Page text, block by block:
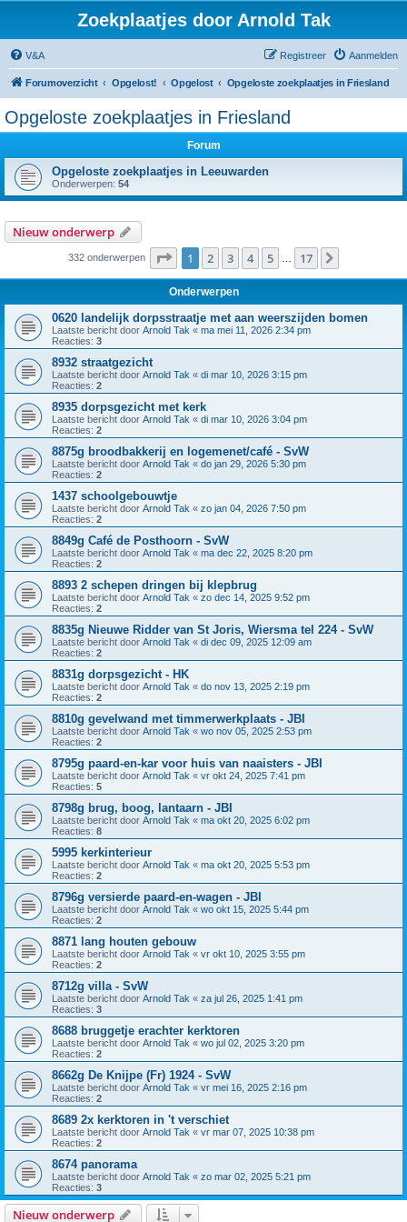
Zoekplaatjes door Arnold Tak
V&A Aanmelden
Registreer
Forumoverzicht Opgelost! Opgelost Opgeloste zoekplaatjes in Friesland
Opgeloste zoekplaatjes in Friesland
Forum
Opgeloste zoekplaatjes in Leeuwarden
Onderwerpen: 54
Nieuw onderwerp
332 onderwerpen Pagina van 17
1 2 3 4 5 17
Onderwerpen
0620 landelijk dorpsstraatje met aan weerszijden bomen
Laatste bericht door Arnold Tak « ma mei 11, 2026 2:34 pm
Reacties: 3
8932 straatgezicht
Laatste bericht door Arnold Tak « di mar 10, 2026 3:15 pm
Reacties: 2
8935 dorpsgezicht met kerk
Laatste bericht door Arnold Tak « di mar 10, 2026 3:04 pm
Reacties: 2
8875g broodbakkerij en logemenet/café - SvW
Laatste bericht door Arnold Tak « do jan 29, 2026 5:30 pm
Reacties: 2
1437 schoolgebouwtje
Laatste bericht door Arnold Tak « zo jan 04, 2026 7:50 pm
Reacties: 2
8849g Café de Posthoorn - SvW
Laatste bericht door Arnold Tak « ma dec 22, 2025 8:20 pm
Reacties: 2
8893 2 schepen dringen bij klepbrug
Laatste bericht door Arnold Tak « zo dec 14, 2025 9:52 pm
Reacties: 2
8835g Nieuwe Ridder van St Joris, Wiersma tel 224 - SvW
Laatste bericht door Arnold Tak « di dec 09, 2025 12:09 am
Reacties: 2
8831g dorpsgezicht - HK
Laatste bericht door Arnold Tak « do nov 13, 2025 2:19 pm
Reacties: 2
8810g gevelwand met timmerwerkplaats - JBI
Laatste bericht door Arnold Tak « wo nov 05, 2025 2:53 pm
Reacties: 2
8795g paard-en-kar voor huis van naaisters - JBI
Laatste bericht door Arnold Tak « vr okt 24, 2025 7:41 pm
Reacties: 5
8798g brug, boog, lantaarn - JBI
Laatste bericht door Arnold Tak « ma okt 20, 2025 6:02 pm
Reacties: 8
5995 kerkinterieur
Laatste bericht door Arnold Tak « ma okt 20, 2025 5:53 pm
Reacties: 2
8796g versierde paard-en-wagen - JBI
Laatste bericht door Arnold Tak « wo okt 15, 2025 5:44 pm
Reacties: 2
8871 lang houten gebouw
Laatste bericht door Arnold Tak « vr okt 10, 2025 3:55 pm
Reacties: 2
8712g villa - SvW
Laatste bericht door Arnold Tak « za jul 26, 2025 1:41 pm
Reacties: 3
8688 bruggetje erachter kerktoren
Laatste bericht door Arnold Tak « wo jul 02, 2025 3:20 pm
Reacties: 2
8662g De Knijpe (Fr) 1924 - SvW
Laatste bericht door Arnold Tak « vr mei 16, 2025 2:16 pm
Reacties: 2
8689 2x kerktoren in 't verschiet
Laatste bericht door Arnold Tak « vr mar 07, 2025 10:38 pm
Reacties: 2
8674 panorama
Laatste bericht door Arnold Tak « zo mar 02, 2025 5:21 pm
Reacties: 3
Nieuw onderwerp